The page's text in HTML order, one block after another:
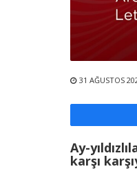
31 AĞUSTOS
Ay-
karşı